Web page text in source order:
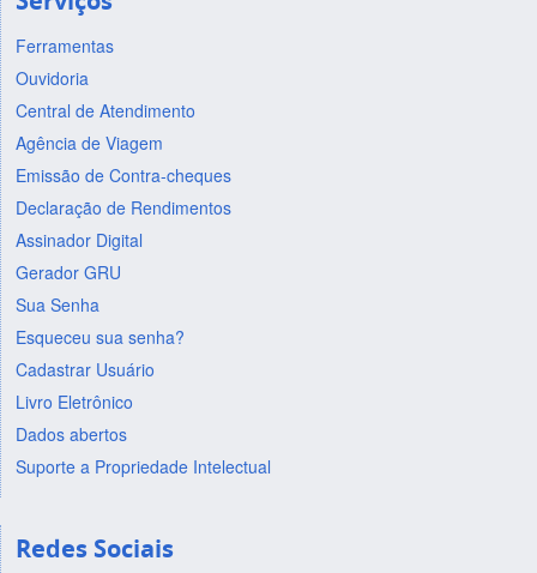
Ferramentas
Ouvidoria
Central de Atendimento
Agência de Viagem
Emissão de Contra-cheques
Declaração de Rendimentos
Assinador Digital
Gerador GRU
Sua Senha
Esqueceu sua senha?
Cadastrar Usuário
Livro Eletrônico
Dados abertos
Suporte a Propriedade Intelectual
Redes Sociais